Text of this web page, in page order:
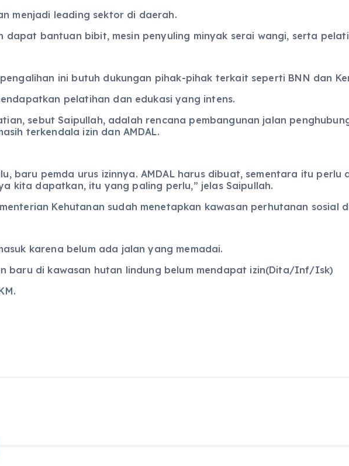
menjadi leading sektor di daerah.
dapat bantuan bibit, mesin penyuling minyak serai wangi, serta
ini butuh dukungan pihak-pihak terkait seperti BNN dan
pelatihan dan edukasi yang intens.
sebut Saipullah, adalah rencana pembangunan jalan
terkendala izin dan AMDAL.
baru pemda urus izinnya. AMDAL harus dibuat, sementara itu
kita dapatkan, itu yang paling perlu,” jelas Saipullah.
Kehutanan sudah menetapkan kawasan perhutanan sosial
karena belum ada jalan yang memadai.
baru di kawasan hutan lindung belum mendapat izin(Dita/Inf/Isk)